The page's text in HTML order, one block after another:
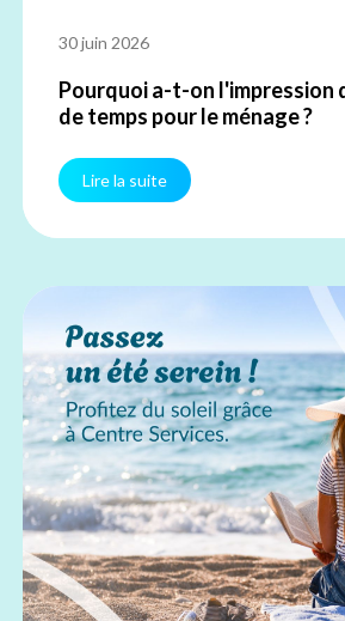
30 juin 2026
Pourquoi a-t-on l'impression
de temps pour le ménage ?
Lire la suite